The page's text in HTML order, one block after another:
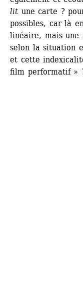
lit une carte ?
possibles, car là
linéaire, mais une
selon la situation
et cette
film performatif »